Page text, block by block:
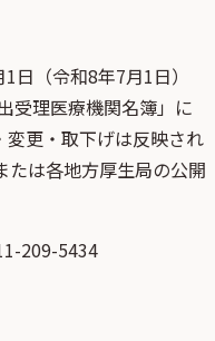
1日 （令和8年7月1日）
受理医療機関名簿」 に
更・取下げは反映され
たは各地方厚生局の公開
209-5434